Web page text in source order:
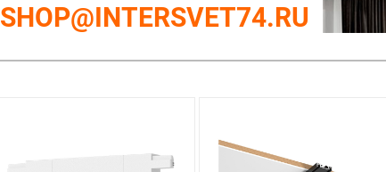
SHOP@INTERSVET74.RU